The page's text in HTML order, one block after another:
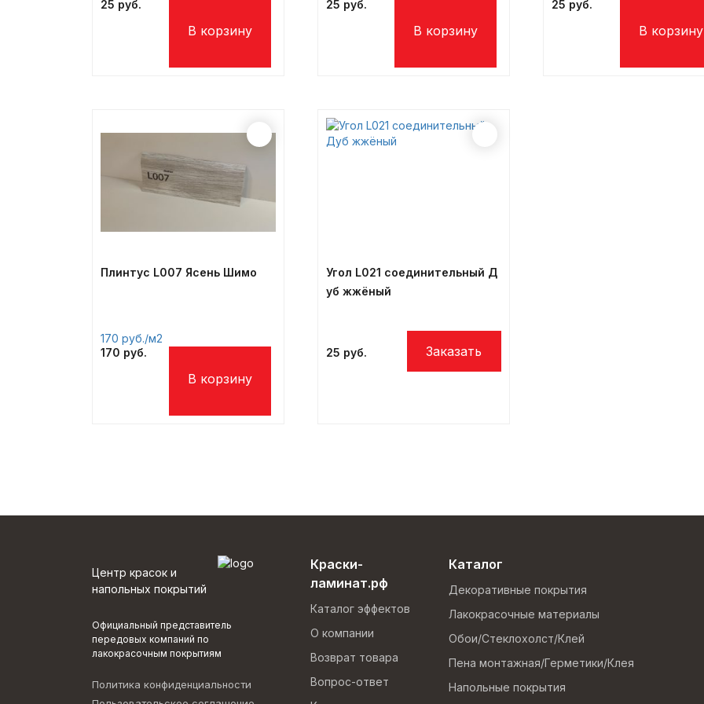
25 25 25
Плинтус L007 Ясень Шимо
170
170 /м2
Угол L021 соединительный Д
уб жжёный
25
Центр красок и
напольных покрытий
Официальный представитель
передовых компаний по
лакокрасочным покрытиям
Политика конфиденциальности
Краски-
ламинат.рф
Каталог эффектов
О компании
Возврат товара
Вопрос-ответ
Каталог
Декоративные покрытия
Лакокрасочные материалы
Обои/Стеклохолст/Клей
Пена монтажная/Герметики/Клея
Напольные покрытия